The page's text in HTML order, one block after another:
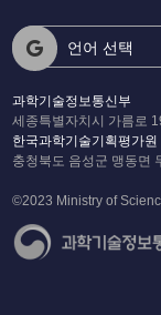
언어 선택
과학기술정보통신부
세종특별자치시 가름로
한국과학기술기획평가원
충청북도 음성군 맹동면
©2023 Ministry of